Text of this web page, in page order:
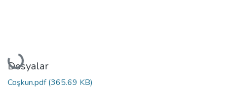
Yükleniyor...
Dosyalar
Coşkun.pdf(365.69 KB)